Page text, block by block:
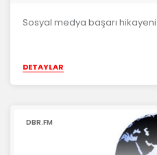
Sosyal medya başarı
DETAYLAR
DBR.FM